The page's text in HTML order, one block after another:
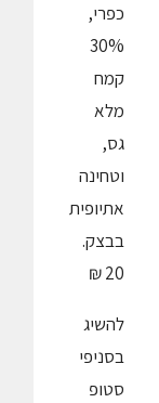
כפרי,
30%
קמח
מלא
גס,
וטחינה
אתיופית
בבצק.
20 ₪
להשיג
בסניפי
סטופ